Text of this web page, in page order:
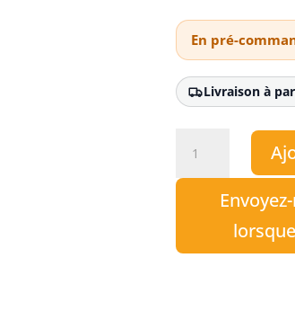
En pré-
Livraison à
Aspirateur